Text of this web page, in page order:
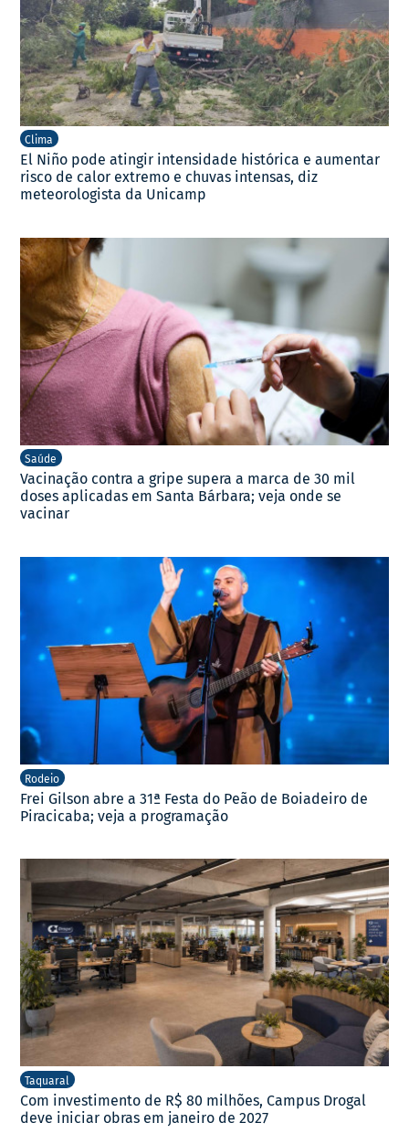
Clima
El Niño pode atingir intensidade histórica e aumentar
risco de calor extremo e chuvas intensas, diz
meteorologista da Unicamp
Saúde
Vacinação contra a gripe supera a marca de 30 mil
doses aplicadas em Santa Bárbara; veja onde se
vacinar
Rodeio
Frei Gilson abre a 31ª Festa do Peão de Boiadeiro de
Piracicaba; veja a programação
Taquaral
Com investimento de R$ 80 milhões, Campus Drogal
deve iniciar obras em janeiro de 2027